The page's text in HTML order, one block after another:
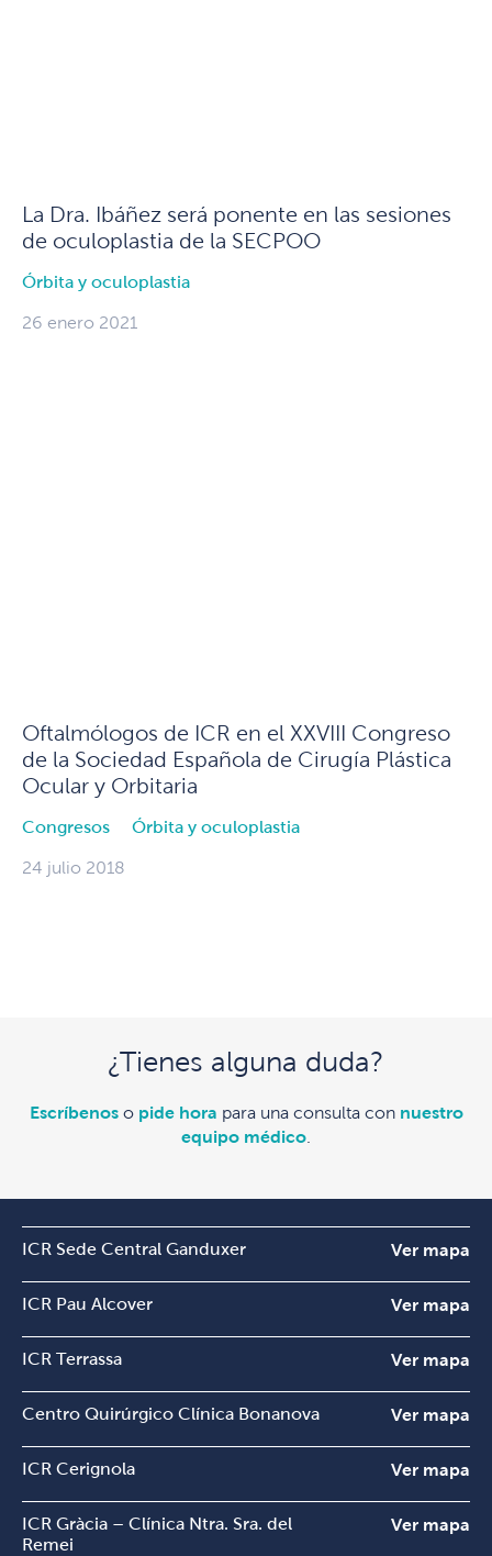
La Dra. Ibáñez será ponente en las sesiones
de oculoplastia de la SECPOO
Órbita y oculoplastia
26 enero 2021
Oftalmólogos de ICR en el XXVIII Congreso
de la Sociedad Española de Cirugía Plástica
Ocular y Orbitaria
Congresos Órbita y oculoplastia
24 julio 2018
¿Tienes alguna duda?
Escríbenoso pide hora para una consulta con nuestro
equipo médico
ICR Sede Central Ganduxer Ver mapa
ICR Pau Alcover Ver mapa
ICR Terrassa Ver mapa
Centro Quirúrgico Clínica Bonanova Ver mapa
ICR Cerignola Ver mapa
ICR Gràcia – Clínica Ntra. Sra. del
Remei
Ver mapa